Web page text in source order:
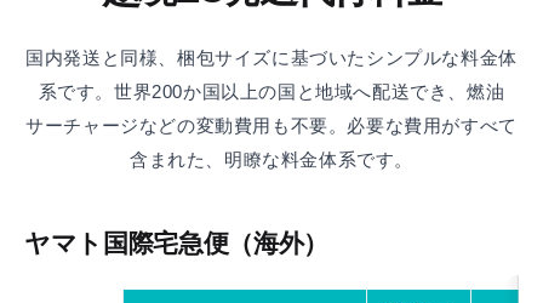
国内発送と同様、梱包サイズに基づいたシンプルな料金体
系です。世界200か国以上の国と地域へ配送でき、燃油
サーチャージなどの変動費用も不要。 必要な費用がすべて
含まれた、明瞭な料金体系です。
ヤマト国際宅急便（海外）